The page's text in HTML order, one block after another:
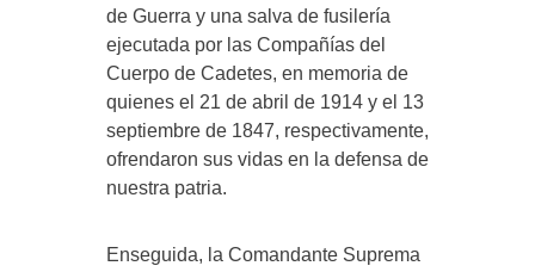
de Guerra y una salva de fusilería
ejecutada por las Compañías del
Cuerpo de Cadetes, en memoria de
quienes el 21 de abril de 1914 y el 13
septiembre de 1847, respectivamente,
ofrendaron sus vidas en la defensa de
nuestra patria.
Enseguida, la Comandante Suprema